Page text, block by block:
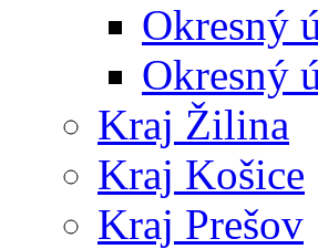
Okresný
Okresný
Kraj Žilina
Kraj Košice
Kraj Prešov